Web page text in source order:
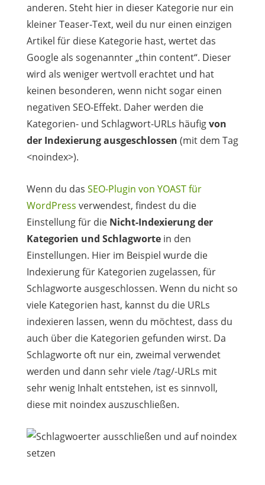
anderen. Steht hier in dieser Kategorie nur ein
kleiner Teaser-Text, weil du nur einen einzigen
Artikel für diese Kategorie hast, wertet das
Google als sogenannter „thin content“. Dieser
wird als weniger wertvoll erachtet und hat
keinen besonderen, wenn nicht sogar einen
negativen SEO-Effekt. Daher werden die
Kategorien- und Schlagwort-URLs häufigvon
der Indexierung ausgeschlossen (mit dem Tag
<noindex>).
Wenn du das SEO-Plugin von YOAST für
WordPress verwendest, findest du die
Einstellung für die Nicht-Indexierung der
Kategorien und Schlagwortein den
Einstellungen. Hier im Beispiel wurde die
Indexierung für Kategorien zugelassen, für
Schlagworte ausgeschlossen. Wenn du nicht so
viele Kategorien hast, kannst du die URLs
indexieren lassen, wenn du möchtest, dass du
auch über die Kategorien gefunden wirst. Da
Schlagworte oft nur ein, zweimal verwendet
werden und dann sehr viele /tag/-URLs mit
sehr wenig Inhalt entstehen, ist es sinnvoll,
diese mit noindex auszuschließen.